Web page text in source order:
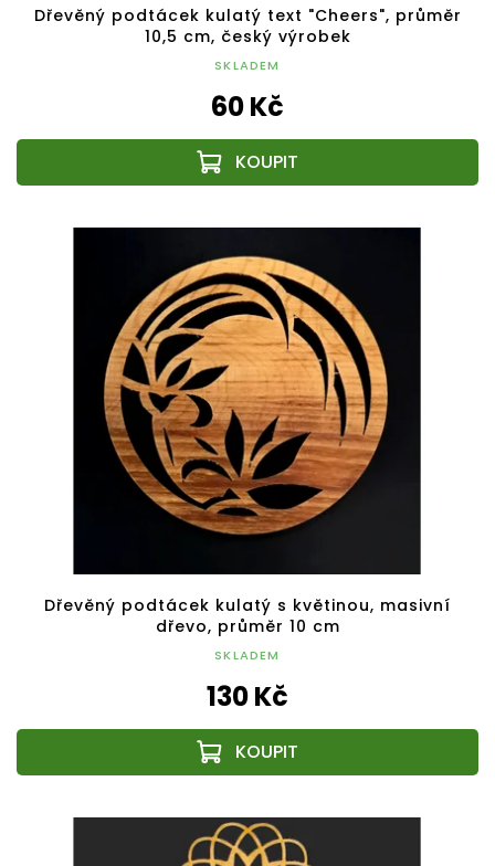
Dřevěný podtácek kulatý text "Cheers", průměr
10,5 cm, český výrobek
SKLADEM
60 Kč
Dřevěný podtácek kulatý s květinou, masivní
dřevo, průměr 10 cm
SKLADEM
130 Kč